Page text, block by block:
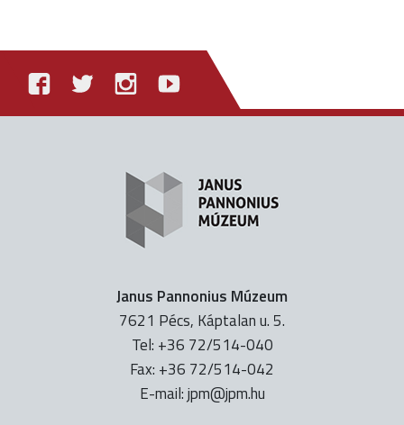
Janus Pannonius Múzeum
7621 Pécs, Káptalan u. 5.
Tel: +36 72/514-040
Fax: +36 72/514-042
E-mail:uh.mpj@mpj